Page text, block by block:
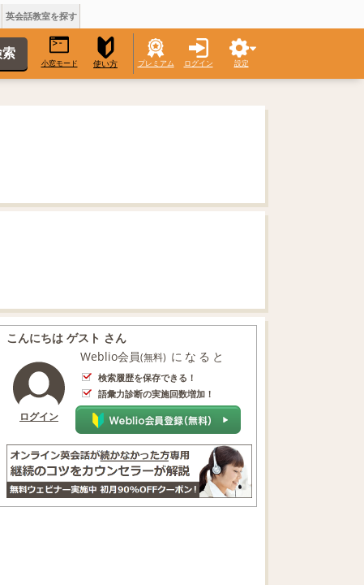
英会話教室を探す
小窓モード 使い方 プレミアム ログイン 設定
こんにちは ゲスト さん
ログイン
Weblio会員(無料) になると
検索履歴を保存できる！
語彙力診断の実施回数増加！